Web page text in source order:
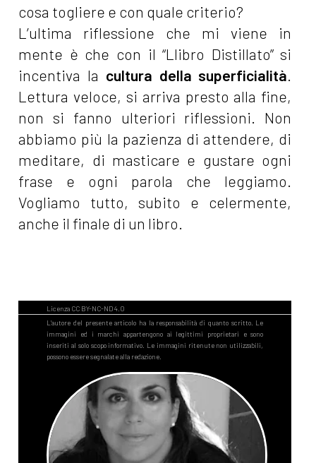
cosa togliere e con quale criterio?
L’ultima riflessione che mi viene in
mente è che con il “Llibro Distillato” si
incentiva la cultura della superficialità
Lettura veloce, si arriva presto alla fine,
non si fanno ulteriori riflessioni. Non
abbiamo più la pazienza di attendere, di
meditare, di masticare e gustare ogni
frase e ogni parola che leggiamo.
Vogliamo tutto, subito e celermente,
anche il finale di un libro.